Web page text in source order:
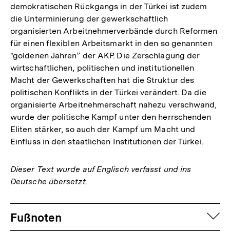
demokratischen Rückgangs in der Türkei ist zudem
die Unterminierung der gewerkschaftlich
organisierten Arbeitnehmerverbände durch Reformen
für einen flexiblen Arbeitsmarkt in den so genannten
"goldenen Jahren” der AKP. Die Zerschlagung der
wirtschaftlichen, politischen und institutionellen
Macht der Gewerkschaften hat die Struktur des
politischen Konflikts in der Türkei verändert. Da die
organisierte Arbeitnehmerschaft nahezu verschwand,
wurde der politische Kampf unter den herrschenden
Eliten stärker, so auch der Kampf um Macht und
Einfluss in den staatlichen Institutionen der Türkei.
Dieser Text wurde auf Englisch verfasst und ins
Deutsche übersetzt.
Fussnoten
Fußnoten